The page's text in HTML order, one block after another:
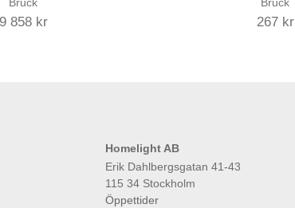
Bruck
9 858 kr
Bruck
267 kr
Homelight AB
Erik Dahlbergsgatan 41-43
115 34 Stockholm
Öppettider